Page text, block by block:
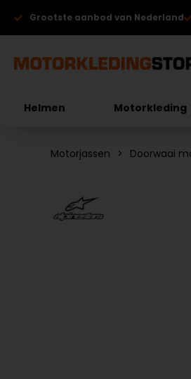
Grootste aanbod van Nederland
Helmen Motorkleding
Motorjassen Doorwaai